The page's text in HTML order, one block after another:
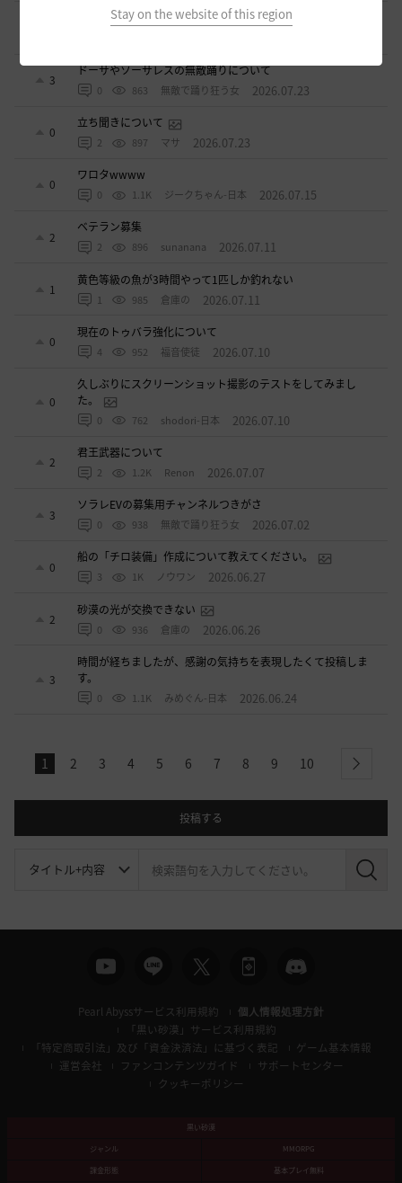
Stay on the website of this region
ベテラン＆ルーキー クーポン配布
3
ドーサやソーサレスの無敵踊りについて
0 863 無敵で踊り狂う女 2026.07.23
0
立ち聞きについて
2 897 マサ 2026.07.23
0
ワロタwwww
0 1.1K ジークちゃん-日本 2026.07.15
2
ベテラン募集
2 896 sunanana 2026.07.11
1
黄色等級の魚が3時間やって1匹しか釣れない
1 985 倉庫の 2026.07.11
0
現在のトゥバラ強化について
4 952 福音使徒 2026.07.10
0
久しぶりにスクリーンショット撮影のテストをしてみまし
た。
0 762 shodori-日本 2026.07.10
2
君王武器について
2 1.2K Renon 2026.07.07
3
ソラレEVの募集用チャンネルつきがさ
0 938 無敵で踊り狂う女 2026.07.02
0
船の「チロ装備」作成について教えてください。
3 1K ノウワン 2026.06.27
2
砂漠の光が交換できない
0 936 倉庫の 2026.06.26
3
時間が経ちましたが、感謝の気持ちを表現したくて投稿しま
す。
0 1.1K みめぐん-日本 2026.06.24
1 2 3 4 5 6 7 8 9 10 next
投稿する
検
Pearl Abyssサービス利用規約
個人情報処理方針
「黒い砂漠」サービス利用規約
「特定商取引法」及び「資金決済法」に基づく表記
ゲーム基本情報
運営会社
ファンコンテンツガイド
サポートセンター
クッキーポリシー
黒い砂漠
ジャンル
MMORPG
課金形態
基本プレイ無料